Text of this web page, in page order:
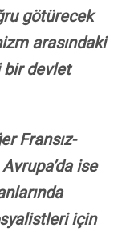
götürecek
arasındaki
bir devlet
Fransız-
ise
için